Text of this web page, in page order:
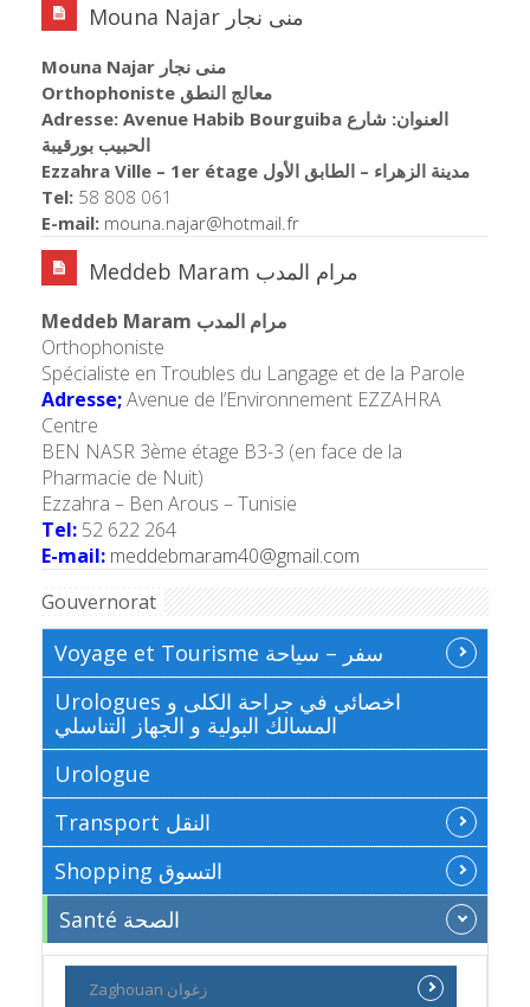
Mouna Najar منى نجار
Mouna Najar منى نجار
Orthophoniste معالج النطق
Adresse: Avenue Habib Bourguiba العنوان: شارع
الحبيب بورقيبة
Ezzahra Ville – 1er étage مدينة الزهراء – الطابق الأول
Tel: 58 808 061
E-mail: mouna.najar@hotmail.fr
Meddeb Maram مرام المدب
Meddeb Maram مرام المدب
Orthophoniste
Spécialiste en Troubles du Langage et de la Parole
Adresse;Avenue de l’Environnement EZZAHRA
Centre
BEN NASR 3ème étage B3-3 (en face de la
Pharmacie de Nuit)
Ezzahra – Ben Arous – Tunisie
Tel: 52 622 264
E-mail: meddebmaram40@gmail.com
Gouvernorat
Voyage et Tourisme سفر – سياحة
Urologues اخصائي في جراحة الكلى و
المسالك البولية و الجهاز التناسلي
Urologue
Transport النقل
Shopping التسوق
Santé الصحة
Zaghouan زغوان